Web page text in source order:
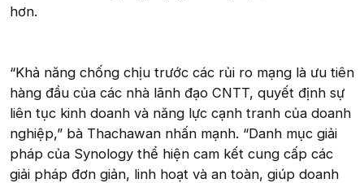
hơn.
“Khả năng chống chịu trước các rủi ro mạng là ưu tiên
hàng đầu của các nhà lãnh đạo CNTT, quyết định sự
liên tục kinh doanh và năng lực cạnh tranh của doanh
nghiệp,” bà Thachawan nhấn mạnh. “Danh mục giải
pháp của Synology thể hiện cam kết cung cấp các
giải pháp đơn giản, linh hoạt và an toàn, giúp doanh